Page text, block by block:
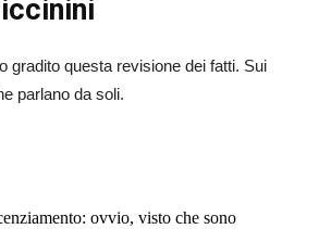
gradito questa revisione dei fatti. Sui
parlano da soli.
ovvio, visto che sono